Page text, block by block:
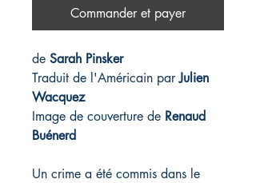
Commander et payer
de Sarah Pinsker
Traduit de l'Américain parJulien
Wacquez
Image de couverture de Renaud
Buénerd
Un crime a été commis dans le